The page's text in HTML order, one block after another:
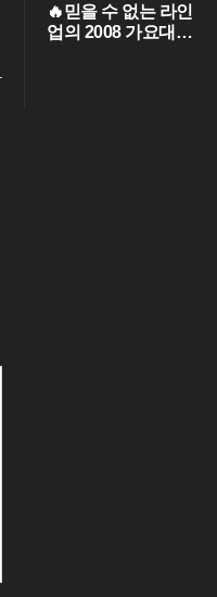
🔥믿을 수 없는 라인
업의 2008 가요대전